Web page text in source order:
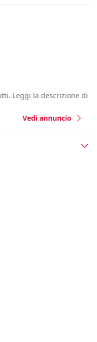
Leggi la descrizione di
Vedi annuncio